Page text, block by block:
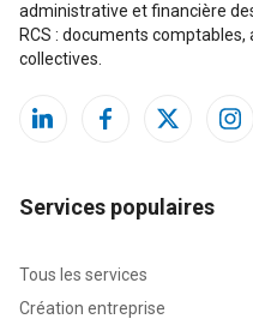
administrative et financière
RCS : documents
collectives.
Services populaires
Tous les services
Création entreprise